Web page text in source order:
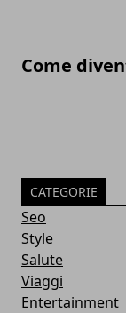
Come
CATEGORIE
Seo
Style
Salute
Viaggi
Entertainment